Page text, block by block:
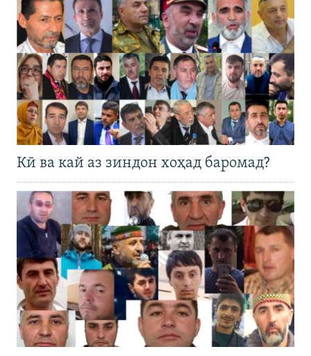
Кӣ ва кай аз зиндон хоҳад баромад?